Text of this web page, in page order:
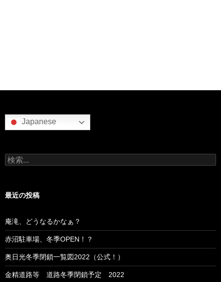
Japanese
検
索:
最近の投稿
庵滝、どうなるかなぁ？
赤沼駐車場、冬季OPEN！？
奥日光冬季閉鎖一覧図2022（公式！）
金精道路等 道路冬季閉鎖予定 2022